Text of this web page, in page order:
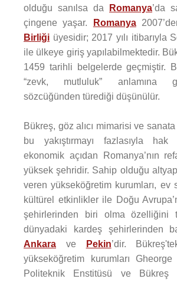
olduğu sanılsa da
Romanya’da
çingene yaşar.
Romanya
Birliği üyesidir; 2017 yılı itibarıyla
ile ülkeye giriş yapılabilmektedir.
1459 tarihli belgelerde geçmiştir.
“zevk, mutluluk” anlamına
sözcüğünden türediği düşünülür.
Bükreş, göz alıcı mimarisi ve
bu yakıştırmayı fazlasıyla
ekonomik açıdan Romanya’nın
yüksek şehridir. Sahip olduğu
veren yükseköğretim kurumları, ev
kültürel etkinlikler ile Doğu
şehirlerinden biri olma özelliğini
dünyadaki kardeş şehirlerinden
Ankara ve Pekin’dir.
yükseköğretim kurumları Gheorge
Politeknik Enstitüsü ve Bükreş